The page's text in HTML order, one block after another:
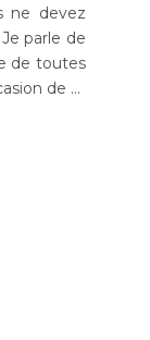
ne devez
parle de
de toutes
de